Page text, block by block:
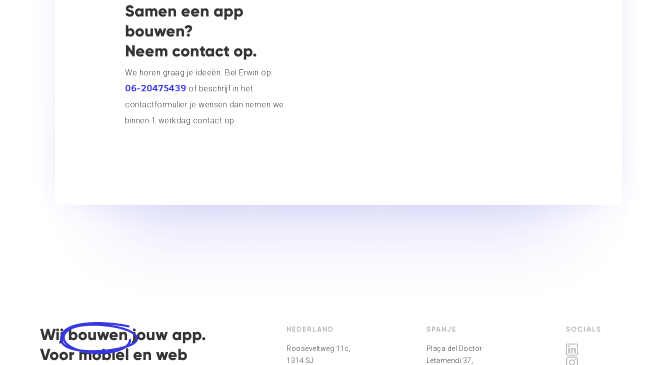
Samen een app
bouwen?
Neem contact op.
We horen graag je ideeën. Bel Erwin op:
06-20475439 of beschrijf in het
contactformulier je wensen dan nemen we
binnen 1 werkdag contact op.
Wijbouwenjouw app.
Voor mobiel en web
NEDERLAND
Rooseveltweg 11c,
1314 SJ
SPANJE
Plaça del Doctor
Letamendi 37,
SOCIALS